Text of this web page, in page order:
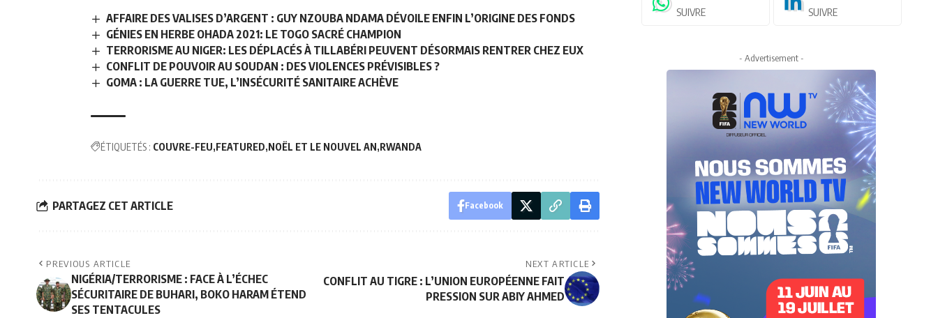
AFFAIRE DES VALISES D’ARGENT : GUY NZOUBA NDAMA DÉVOILE ENFIN L’ORIGINE DES FONDS
GÉNIES EN HERBE OHADA 2021: LE TOGO SACRÉ CHAMPION
TERRORISME AU NIGER: LES DÉPLACÉS À TILLABÉRI PEUVENT DÉSORMAIS RENTRER CHEZ EUX
CONFLIT DE POUVOIR AU SOUDAN : DES VIOLENCES PRÉVISIBLES ?
GOMA : LA GUERRE TUE, L’INSÉCURITÉ SANITAIRE ACHÈVE
ÉTIQUETÉS : COUVRE-FEU FEATURED NOËL ET LE NOUVEL AN RWANDA
PARTAGEZ CET ARTICLE Facebook
PREVIOUS ARTICLE
NIGÉRIA/TERRORISME : FACE À L’ÉCHEC
SÉCURITAIRE DE BUHARI, BOKO HARAM ÉTEND
SES TENTACULES
NEXT ARTICLE
CONFLIT AU TIGRE : L’UNION EUROPÉENNE FAIT
PRESSION SUR ABIY AHMED
SUIVRE SUIVRE
- Advertisement -